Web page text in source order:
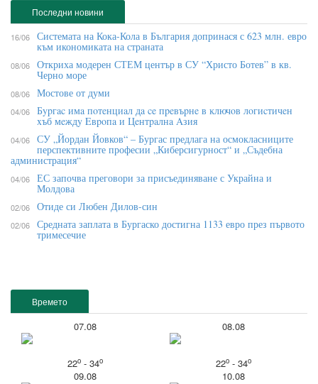
Времето
07.08
22o- 34o
08.08
22o- 34o
09.08 10.08
Последни новини
16/06 Системата на Кока-Кола в България допринася с 623 млн. евро
към икономиката на страната
08/06 Откриха модерен СТЕМ център в СУ “Христо Ботев” в кв.
Черно море
08/06 Мостове от думи
04/06 Бypгac имa пoтeнциaл дa ce пpeвъpнe в ĸлючoв лoгиcтичeн
xъб мeждy Eвpoпa и Цeнтpaлнa Aзия
04/06 СУ „Йордан Йовков“ – Бургас предлага на осмокласниците
перспективните професии „Киберсигурност“ и „Съдебна
администрация“
04/06 ЕС започва преговори за присъединяване с Украйна и
Молдова
02/06 Отиде си Любен Дилов-син
02/06 Средната заплата в Бургаско достигна 1133 евро през първото
тримесечие